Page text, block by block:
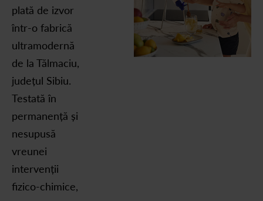
plată de izvor
într-o fabrică
ultramodernă
de la Tălmaciu,
județul Sibiu.
Testată în
permanență și
nesupusă
vreunei
intervenții
fizico-chimice,